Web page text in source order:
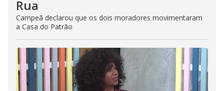
Rua
Campeã declarou que os dois moradores movimentaram
a Casa do Patrão